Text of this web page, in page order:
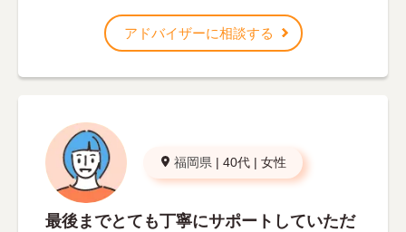
アドバイザーに相談する
福岡県 | 40代 | 女性
最後までとても丁寧にサポートしていただ